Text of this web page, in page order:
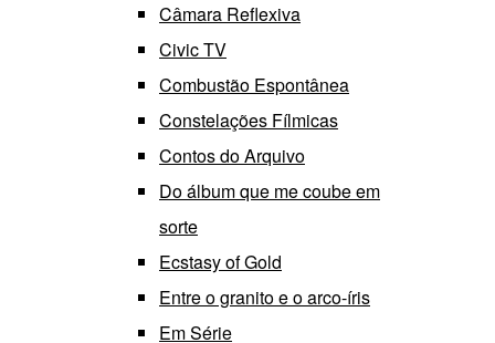
Câmara Reflexiva
Civic TV
Combustão Espontânea
Constelações Fílmicas
Contos do Arquivo
Do álbum que me coube em
sorte
Ecstasy of Gold
Entre o granito e o arco-íris
Em Série